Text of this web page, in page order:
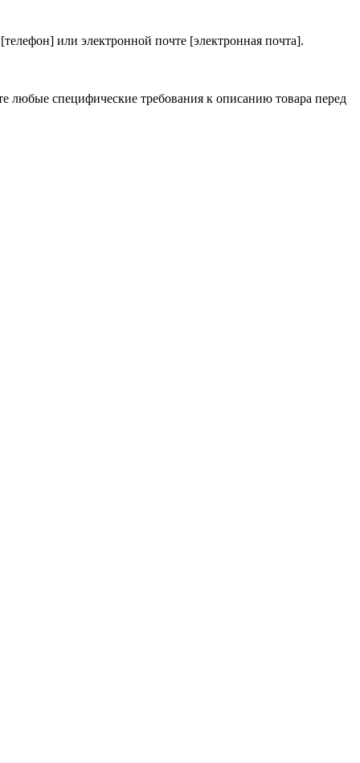
или электронной почте [электронная почта].
любые специфические требования к описанию товара перед